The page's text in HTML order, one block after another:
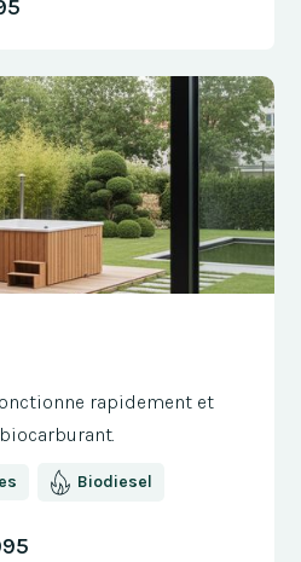
rapidement et
Biodiesel